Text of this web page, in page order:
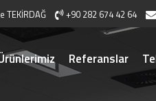
TEKİRDAĞ +90 282 674 42 64
Referanslar